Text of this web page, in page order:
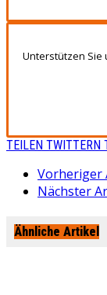
Unterstützen Sie
TEILEN TWITTERN
Vorheriger
Nächster
Ähnliche Artikel